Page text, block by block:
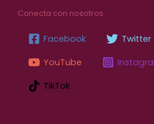
Conecta con nosotros
Facebook
Twitter
YouTube
TikTok